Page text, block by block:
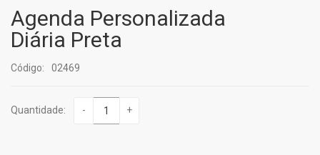
Agenda Personalizada
Diária Preta
Código: 02469
Quantidade: - +